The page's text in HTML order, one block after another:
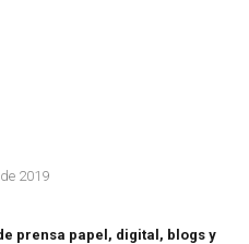
2019
prensa papel, digital, blogs y